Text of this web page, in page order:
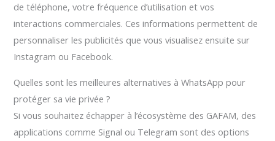
de téléphone, votre fréquence d’utilisation et vos
interactions commerciales. Ces informations permettent de
personnaliser les publicités que vous visualisez ensuite sur
Instagram ou Facebook.
Quelles sont les meilleures alternatives à WhatsApp pour
protéger sa vie privée ?
Si vous souhaitez échapper à l’écosystème des GAFAM, des
applications comme Signal ou Telegram sont des options